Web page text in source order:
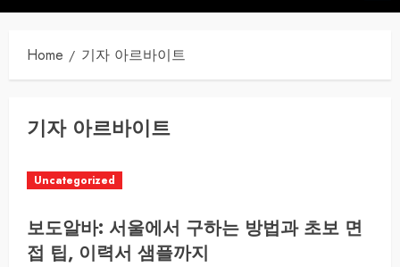
Menu
Home 기자 아르바이트
기자 아르바이트
Uncategorized
보도알바: 서울에서 구하는 방법과 초보 면
접 팁, 이력서 샘플까지